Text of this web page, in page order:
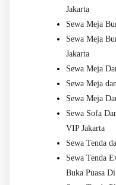
Jakarta
Sewa Meja
Sewa Meja
Jakarta
Sewa Meja
Sewa Meja
Sewa Meja
Sewa Sofa
VIP Jakarta
Sewa Tenda
Sewa Tenda
Buka Puasa